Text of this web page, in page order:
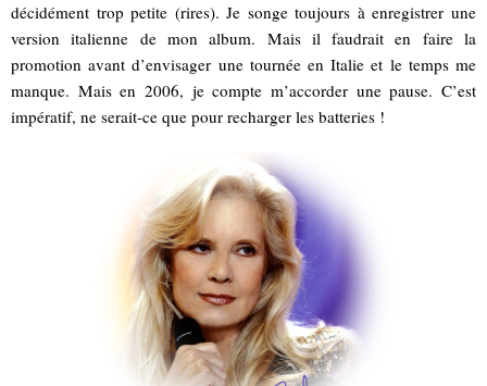
décidément trop petite (rires). Je songe toujours à enregistrer une
version italienne de mon album. Mais il faudrait en faire la
promotion avant d’envisager une tournée en Italie et le temps me
manque. Mais en 2006, je compte m’accorder une pause. C’est
impératif, ne serait-ce que pour recharger les batteries !